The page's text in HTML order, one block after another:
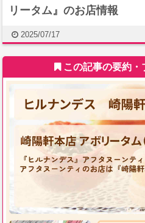
リータム』のお店情報
2025/07/17
この記事の要約